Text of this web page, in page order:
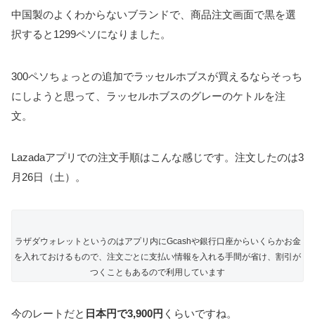
中国製のよくわからないブランドで、商品注文画面で黒を選
択すると1299ペソになりました。
300ペソちょっとの追加でラッセルホブスが買えるならそっち
にしようと思って、ラッセルホブスのグレーのケトルを注
文。
Lazadaアプリでの注文手順はこんな感じです。注文したのは3
月26日（土）。
ラザダウォレットというのはアプリ内にGcashや銀行口座からいくらかお金
を入れておけるもので、注文ごとに支払い情報を入れる手間が省け、割引が
つくこともあるので利用しています
今のレートだと 日本円で3,900円 くらいですね。